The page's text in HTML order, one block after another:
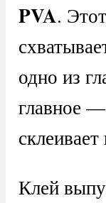
PVA.
одно из
главное
Клей